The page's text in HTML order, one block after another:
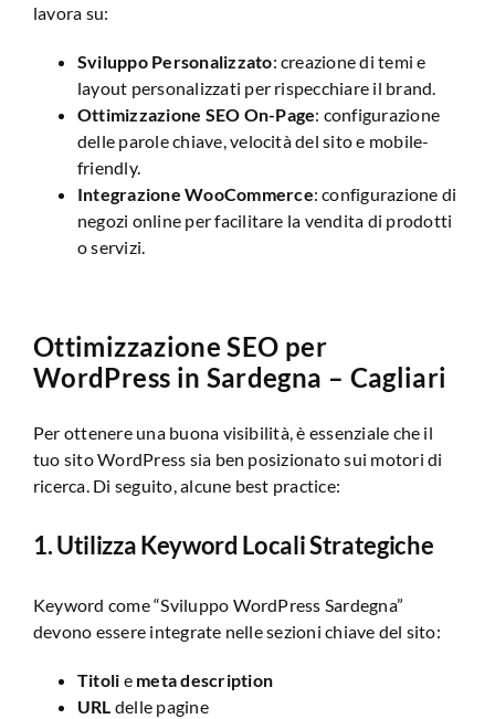
lavora su:
Sviluppo Personalizzato: creazione di temi e
layout personalizzati per rispecchiare il brand.
Ottimizzazione SEO On-Page: configurazione
delle parole chiave, velocità del sito e mobile-
friendly.
Integrazione WooCommerce: configurazione di
negozi online per facilitare la vendita di prodotti
o servizi.
Ottimizzazione SEO per
WordPress in Sardegna – Cagliari
Per ottenere una buona visibilità, è essenziale che il
tuo sito WordPress sia ben posizionato sui motori di
ricerca. Di seguito, alcune best practice:
1. Utilizza Keyword Locali Strategiche
Keyword come “Sviluppo WordPress Sardegna”
devono essere integrate nelle sezioni chiave del sito:
Titoli e meta description
URL delle pagine